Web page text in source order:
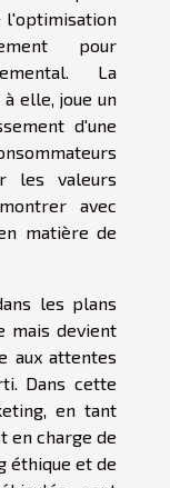
l'optimisation
pour
La
elle, joue un
d'une
les valeurs
avec
matière de
les plans
mais devient
aux attentes
Dans cette
en tant
en charge de
éthique et de